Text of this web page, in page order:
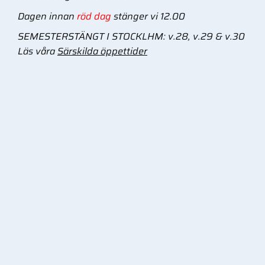
Dagen innan röd dag stänger vi 12.00
SEMESTERSTÄNGT I STOCKLHM: v.28, v.29 & v.30
Läs våraSärskilda öppettider